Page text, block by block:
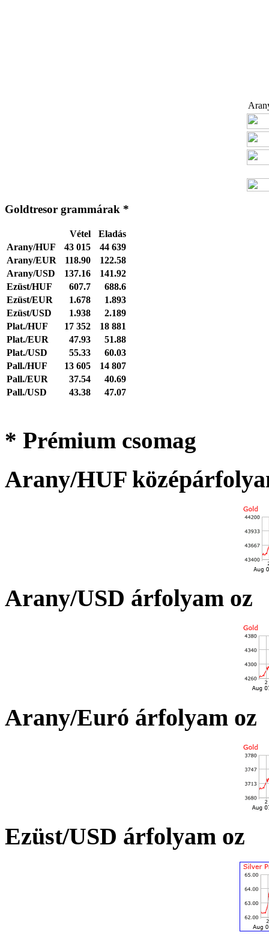
Goldtresor grammárak *
Vétel
Eladás
Arany/HUF
43 015
44 639
Arany/EUR
118.90
122.58
Arany/USD
137.16
141.92
Ezüst/HUF
607.7
688.6
Ezüst/EUR
1.678
1.893
Ezüst/USD
1.938
2.189
Plat./HUF
17 352
18 881
Plat./EUR
47.93
51.88
Plat./USD
55.33
60.03
Pall./HUF
13 605
14 807
Pall./EUR
37.54
40.69
Pall./USD
43.38 47.07
* Prémium csomag
Arany/HUF
Arany/USD árfolyam oz
Arany/Euró árfolyam oz
Ezüst/USD árfolyam oz